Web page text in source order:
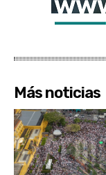
Más noticias